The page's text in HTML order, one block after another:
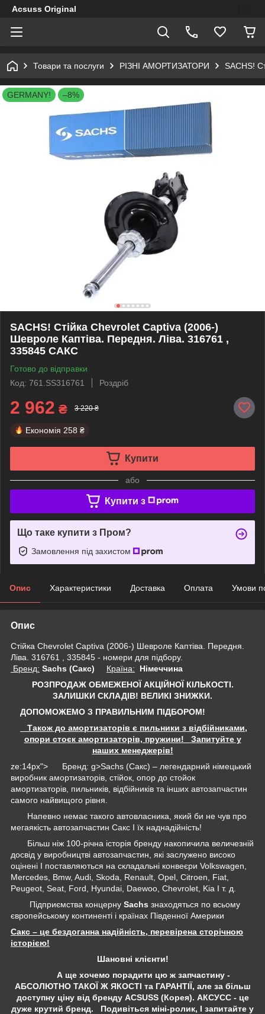
Acsuss Original
Товари та послуги РІЗНІ АМОРТИЗАТОРИ SACHS!
GERMANY! –8%
SACHS! Стійка Chevrolet Captiva (2006-)
Шевроле Каптіва. Передня. Ліва. 316761 ,
335845 САКС
Готово до відправки
Код: 761.SS316761
Роздріб
2 962 ₴ 3 220 ₴
Економія 258 ₴
Купити
або
Купити з
Що таке купити з Пром?
Замовлення під захистом
Опис Характеристики Доставка Оплата Умови
Опис
Стійка Chevrolet Captiva (2006-) Шевроле Каптіва. Передня.
Ліва. 316761 , 335845 - номери для підбору.
Бренд: Sachs (Сакс) Країна: Німеччина
РОЗПРОДАЖ ОБМЕЖЕНОЇ АКЦІЙНОЇ КІЛЬКОСТІ.
ЗАЛИШКИ СКЛАДІВ! ВЕЛИКІ ЗНИЖКИ.
ДОПОМОЖЕМО З ПРАВИЛЬНИМ ПІДБОРОМ!
Також до амортизаторів є пильники з відбійниками,
опори стоєк амортизаторів, пружини! Запитуйте у
наших менеджерів!
ze:14px"> Бренд: g>Sachs (Сакс) – легендарний німецький
виробник амортизаторів, стійок, опор до стойок
амортизаторів, пильників, відбійників та інших автозапчастин
самого найвищого рівня.
Напевно немає такого автовласника, який би не чув про
мегаякість автозапчастин Сакс І їх наднадійність!
Більш ніж 100-річна історія бренду накопичила величезній
досвід у виробництві автозапчастин, які заслужено високо
оцінені І поставляються на складальні конвеєри Volkswagen,
Mercedes, Bmw, Audi, Skoda, Renault, Opel, Citroen, Fiat,
Peugeot, Seat, Ford, Hyundai, Daewoo, Chevrolet, Kia І т. д.
Підприємства концерну Sachs знаходяться по всьому
європейському континенті і країнах Південної Америки
Сакс – це бездоганна надійність, перевірена сторічною
історією!
Шановні клієнти!
А ще хочемо порадити цю ж запчастину -
АБСОЛЮТНО ТАКОЇ Ж ЯКОСТІ та ГАРАНТІЇ, але за більш
доступну ціну від бренду ACSUSS (Корея). АКСУСС - це
дуже крутий бренд. Подивіться міні-ролик, І запитайте у